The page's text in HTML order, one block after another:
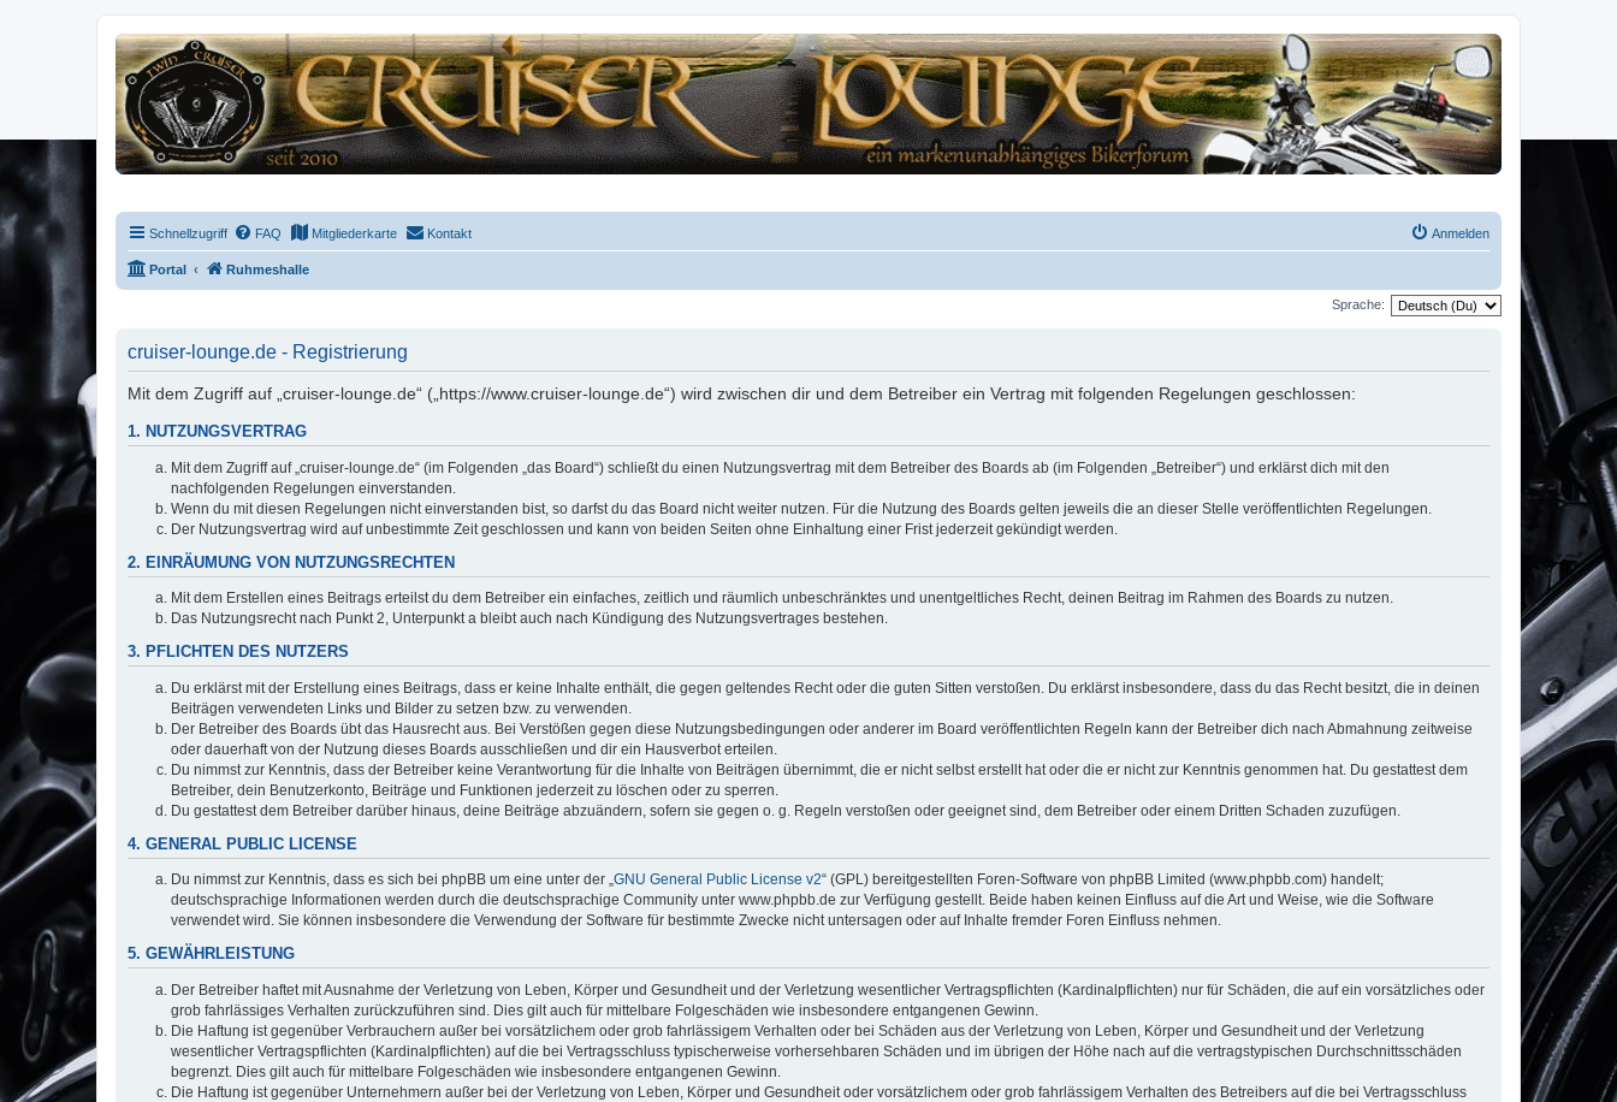
Schnellzugriff FAQ Mitgliederkarte Kontakt Anmelden
Portal Ruhmeshalle
Sprache:
cruiser-lounge.de - Registrierung
Mit dem Zugriff auf „cruiser-lounge.de“ („https://www.cruiser-lounge.de“) wird zwischen dir und dem Betreiber ein Vertrag mit folgenden Regelungen geschlossen:
1. NUTZUNGSVERTRAG
Mit dem Zugriff auf „cruiser-lounge.de“ (im Folgenden „das Board“) schließt du einen Nutzungsvertrag mit dem Betreiber des Boards ab (im Folgenden „Betreiber“) und erklärst dich mit den
nachfolgenden Regelungen einverstanden.
Wenn du mit diesen Regelungen nicht einverstanden bist, so darfst du das Board nicht weiter nutzen. Für die Nutzung des Boards gelten jeweils die an dieser Stelle veröffentlichten Regelungen.
Der Nutzungsvertrag wird auf unbestimmte Zeit geschlossen und kann von beiden Seiten ohne Einhaltung einer Frist jederzeit gekündigt werden.
2. EINRÄUMUNG VON NUTZUNGSRECHTEN
Mit dem Erstellen eines Beitrags erteilst du dem Betreiber ein einfaches, zeitlich und räumlich unbeschränktes und unentgeltliches Recht, deinen Beitrag im Rahmen des Boards zu nutzen.
Das Nutzungsrecht nach Punkt 2, Unterpunkt a bleibt auch nach Kündigung des Nutzungsvertrages bestehen.
3. PFLICHTEN DES NUTZERS
Du erklärst mit der Erstellung eines Beitrags, dass er keine Inhalte enthält, die gegen geltendes Recht oder die guten Sitten verstoßen. Du erklärst insbesondere, dass du das Recht besitzt, die in deinen
Beiträgen verwendeten Links und Bilder zu setzen bzw. zu verwenden.
Der Betreiber des Boards übt das Hausrecht aus. Bei Verstößen gegen diese Nutzungsbedingungen oder anderer im Board veröffentlichten Regeln kann der Betreiber dich nach Abmahnung zeitweise
oder dauerhaft von der Nutzung dieses Boards ausschließen und dir ein Hausverbot erteilen.
Du nimmst zur Kenntnis, dass der Betreiber keine Verantwortung für die Inhalte von Beiträgen übernimmt, die er nicht selbst erstellt hat oder die er nicht zur Kenntnis genommen hat. Du gestattest dem
Betreiber, dein Benutzerkonto, Beiträge und Funktionen jederzeit zu löschen oder zu sperren.
Du gestattest dem Betreiber darüber hinaus, deine Beiträge abzuändern, sofern sie gegen o. g. Regeln verstoßen oder geeignet sind, dem Betreiber oder einem Dritten Schaden zuzufügen.
4. GENERAL PUBLIC LICENSE
Du nimmst zur Kenntnis, dass es sich bei phpBB um eine unter der „GNU General Public License v2“ (GPL) bereitgestellten Foren-Software von phpBB Limited (www.phpbb.com) handelt;
deutschsprachige Informationen werden durch die deutschsprachige Community unter www.phpbb.de zur Verfügung gestellt. Beide haben keinen Einfluss auf die Art und Weise, wie die Software
verwendet wird. Sie können insbesondere die Verwendung der Software für bestimmte Zwecke nicht untersagen oder auf Inhalte fremder Foren Einfluss nehmen.
5. GEWÄHRLEISTUNG
Der Betreiber haftet mit Ausnahme der Verletzung von Leben, Körper und Gesundheit und der Verletzung wesentlicher Vertragspflichten (Kardinalpflichten) nur für Schäden, die auf ein vorsätzliches oder
grob fahrlässiges Verhalten zurückzuführen sind. Dies gilt auch für mittelbare Folgeschäden wie insbesondere entgangenen Gewinn.
Die Haftung ist gegenüber Verbrauchern außer bei vorsätzlichem oder grob fahrlässigem Verhalten oder bei Schäden aus der Verletzung von Leben, Körper und Gesundheit und der Verletzung
wesentlicher Vertragspflichten (Kardinalpflichten) auf die bei Vertragsschluss typischerweise vorhersehbaren Schäden und im übrigen der Höhe nach auf die vertragstypischen Durchschnittsschäden
begrenzt. Dies gilt auch für mittelbare Folgeschäden wie insbesondere entgangenen Gewinn.
Die Haftung ist gegenüber Unternehmern außer bei der Verletzung von Leben, Körper und Gesundheit oder vorsätzlichem oder grob fahrlässigem Verhalten des Betreibers auf die bei Vertragsschluss